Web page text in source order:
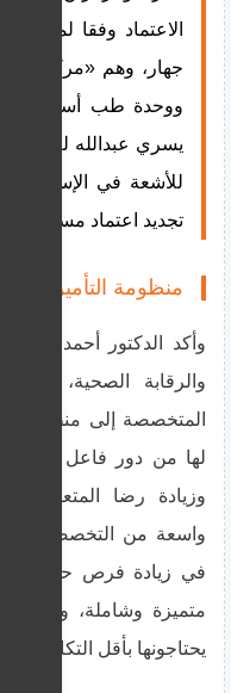
الاعتماد وفقا
جهار، وهم «مركز طب
ووحدة طب أسرة
يسري عبدالله للأشعة
للأشعة في
تجديد اعتماد مستشفى
منظومة التأمين
وأكد الدكتور أحمد طه،
والرقابة الصحية،
المتخصصة إلى منظومة
لها من دور فاعل في
وزيادة رضا
واسعة من التخصصات
في زيادة فرص حصول
متميزة وشاملة، والوصول
يحتاجونها بأقل التكاليف